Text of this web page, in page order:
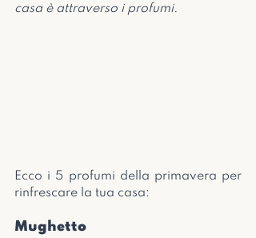
casa è attraverso i profumi.
Ecco i 5 profumi della primavera per
rinfrescare la tua casa:
Mughetto